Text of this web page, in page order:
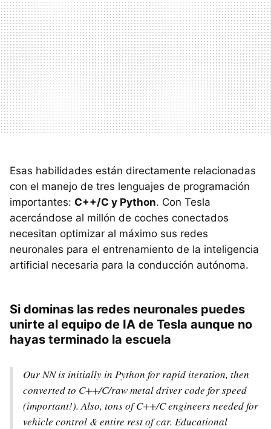
Esas habilidades están directamente relacionadas
con el manejo de tres lenguajes de programación
importantes: C++/C y Python. Con Tesla
acercándose al millón de coches conectados
necesitan optimizar al máximo sus redes
neuronales para el entrenamiento de la inteligencia
artificial necesaria para la conducción autónoma.
Si dominas las redes neuronales puedes
unirte al equipo de IA de Tesla aunque no
hayas terminado la escuela
Our NN is initially in Python for rapid iteration, then
converted to C++/C/raw metal driver code for speed
(important!). Also, tons of C++/C engineers needed for
vehicle control & entire rest of car. Educational